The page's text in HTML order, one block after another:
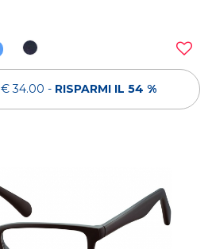
€ 34.00 - RISPARMI IL 54 %